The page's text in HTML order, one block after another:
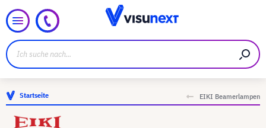
Startseite EIKI Beamerlampen